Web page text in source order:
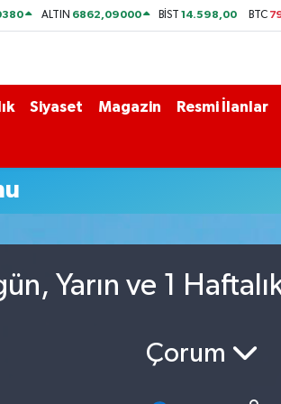
ALTIN 6862,09000 BİST14.598,00 BTC
Siyaset Magazin Resmi İlanlar
Yarın ve 1
Çorum